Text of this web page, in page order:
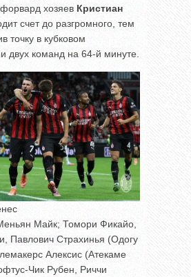
хозяев Кристиан
счет до разгромного, тем
точку в кубковом
двух команд на 64-й минуте.
Майк; Томори Фикайо,
Павлович Страхинья (Одогу
Алексис (Атекаме
Чик Рубен, Риччи